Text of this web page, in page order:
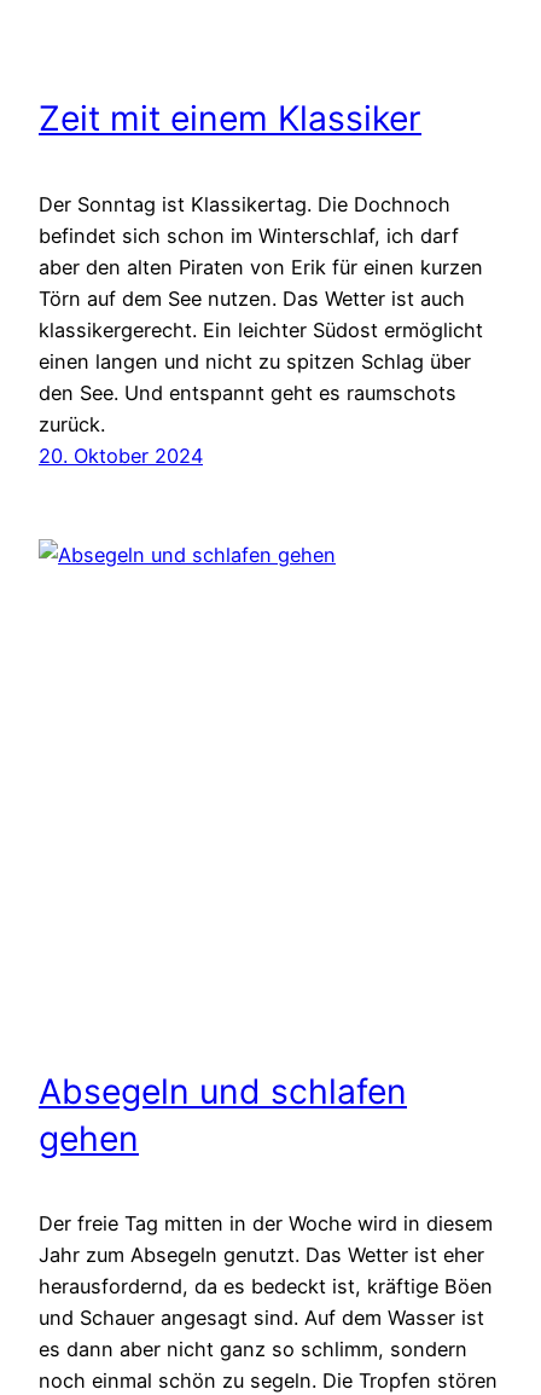
Zeit mit einem Klassiker
Der Sonntag ist Klassikertag. Die Dochnoch
befindet sich schon im Winterschlaf, ich darf
aber den alten Piraten von Erik für einen kurzen
Törn auf dem See nutzen. Das Wetter ist auch
klassikergerecht. Ein leichter Südost ermöglicht
einen langen und nicht zu spitzen Schlag über
den See. Und entspannt geht es raumschots
zurück.
20. Oktober 2024
Absegeln und schlafen
gehen
Der freie Tag mitten in der Woche wird in diesem
Jahr zum Absegeln genutzt. Das Wetter ist eher
herausfordernd, da es bedeckt ist, kräftige Böen
und Schauer angesagt sind. Auf dem Wasser ist
es dann aber nicht ganz so schlimm, sondern
noch einmal schön zu segeln. Die Tropfen stören